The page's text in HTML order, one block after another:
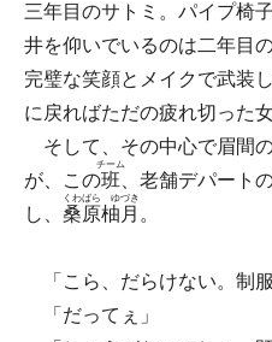
三年目のサトミ。パイプ椅
井を仰いでいるのは二年目
完璧な笑顔とメイクで武装
に戻ればただの疲れ切った女
そして、その中心で眉間
が、この班
チーム
、老舗デパート
し、 桑原柚月
くわばら ゆづき
。
「こら、だらけない。制服
「だってぇ」